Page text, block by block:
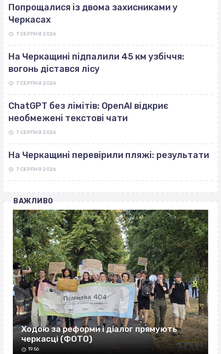
Попрощалися із двома захисниками у
Черкасах
7 СЕРПНЯ 2026
На Черкащині підпалили 45 км узбіччя:
вогонь дістався лісу
7 СЕРПНЯ 2026
ChatGPT без лімітів: OpenAI відкриє
необмежені текстові чати
7 СЕРПНЯ 2026
На Черкащині перевірили пляжі: результати
7 СЕРПНЯ 2026
ВАЖЛИВО
Ходою за реформи і діалог прямують
черкасці (ФОТО)
19:56